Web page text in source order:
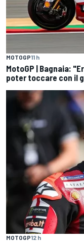
MOTOGP11 h
MotoGP | Bagnaia:
poter toccare con il
MOTOGP12 h